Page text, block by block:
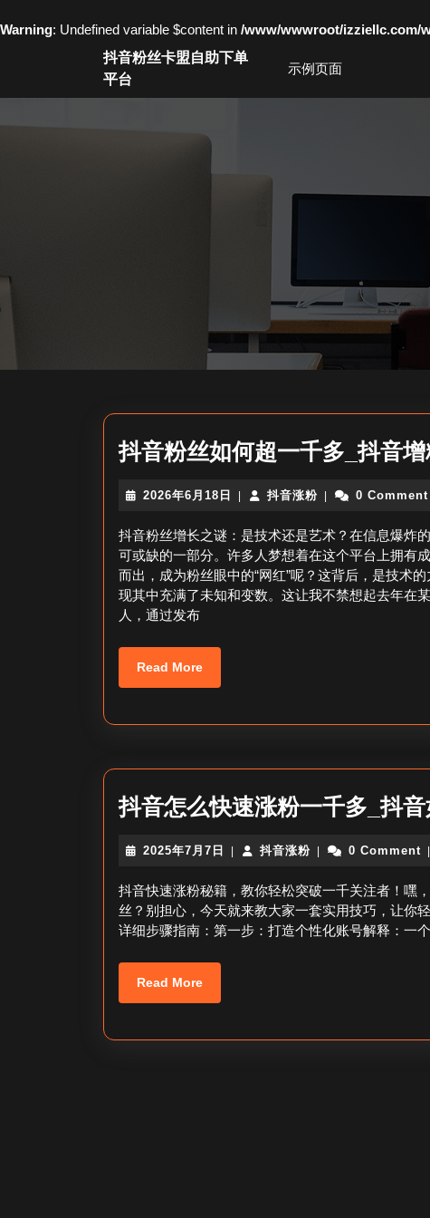
Warning: Undefined variable $content in /www/wwwroot/izziellc.com/
抖音粉丝卡盟自助下单
平台
示例页面
抖音粉丝如何超一千多_抖音
2026年6月18日
2026
月
18
日
抖音涨粉抖
涨
粉
0 Comment
抖音粉丝增长之谜：是技术还是艺术？在信息爆炸
可或缺的一部分。许多人梦想着在这个平台上拥有
而出，成为粉丝眼中的“网红”呢？这背后，是技术
现其中充满了未知和变数。这让我不禁想起去年在
人，通过发布
Read MoreRead
More
抖音怎么快速涨粉一千多_抖
2025年7月7日
2025
7
月
7
日
抖音涨粉抖
涨
粉
0 Comment
抖音快速涨粉秘籍，教你轻松突破一千关注者！嘿
丝？别担心，今天就来教大家一套实用技巧，让你
详细步骤指南：第一步：打造个性化账号解释：一
Read MoreRead
More